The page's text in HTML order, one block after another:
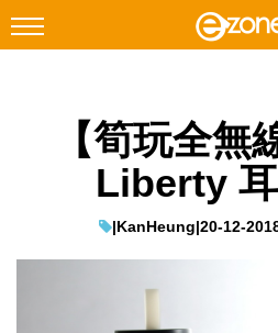
Facebook Instagram
遊戲動漫
【筍玩全無
Liberty
|KanHeung|20-12-